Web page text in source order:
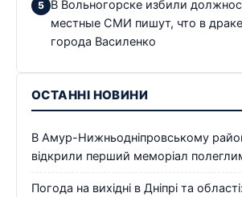
В Вольногорске избили
местные СМИ пишут, что в
города Василенко
ОСТАННІ НОВИНИ
В Амур-Нижньодніпровському
відкрили перший меморіал
Погода на вихідні в Дніпрі та